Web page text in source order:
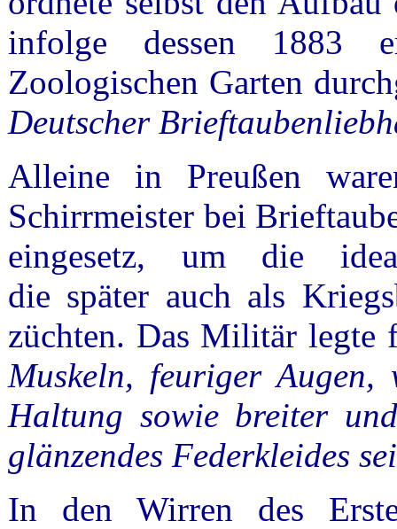
infolge dessen 1883
Zoologischen Garten
Deutscher
Alleine in Preußen
Schirrmeister bei
eingesetz, um die
die später auch als
züchten. Das Militär legte
Muskeln, feuriger Augen,
Haltung sowie breiter
glänzendes Federkleides
In den Wirren des